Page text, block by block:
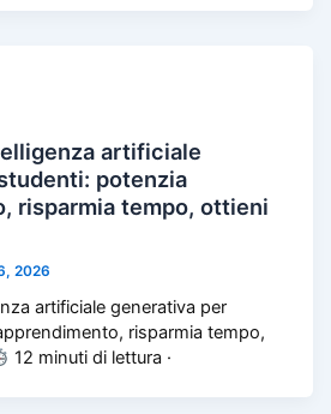
artificiale
potenzia
risparmia tempo, ottieni
2026
artificiale generativa per
risparmia tempo,
12 minuti di lettura ·